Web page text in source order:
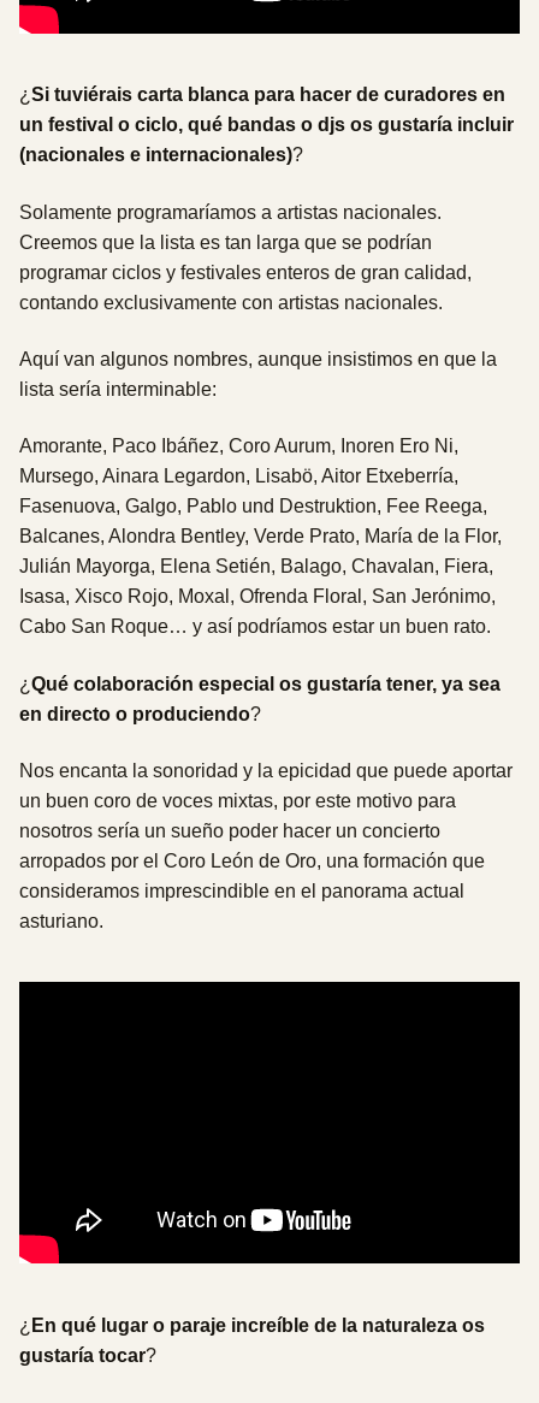
¿ Si tuviérais carta blanca para hacer de curadores en
un festival o ciclo, qué bandas o djs os gustaría incluir
(nacionales e internacionales)?
Solamente programaríamos a artistas nacionales.
Creemos que la lista es tan larga que se podrían
programar ciclos y festivales enteros de gran calidad,
contando exclusivamente con artistas nacionales.
Aquí van algunos nombres, aunque insistimos en que la
lista sería interminable:
Amorante, Paco Ibáñez, Coro Aurum, Inoren Ero Ni,
Mursego, Ainara Legardon, Lisabö, Aitor Etxeberría,
Fasenuova, Galgo, Pablo und Destruktion, Fee Reega,
Balcanes, Alondra Bentley, Verde Prato, María de la Flor,
Julián Mayorga, Elena Setién, Balago, Chavalan, Fiera,
Isasa, Xisco Rojo, Moxal, Ofrenda Floral, San Jerónimo,
Cabo San Roque… y así podríamos estar un buen rato.
¿ Qué colaboración especial os gustaría tener, ya sea
en directo o produciendo?
Nos encanta la sonoridad y la epicidad que puede aportar
un buen coro de voces mixtas, por este motivo para
nosotros sería un sueño poder hacer un concierto
arropados por el Coro León de Oro, una formación que
consideramos imprescindible en el panorama actual
asturiano.
¿ En qué lugar o paraje increíble de la naturaleza os
gustaría tocar?